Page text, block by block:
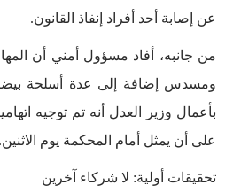
عن إصابة أحد أفراد إنفاذ القانون.
من جانبه، أفاد مسؤول أمني أن
ومسدس إضافة إلى عدة أسلحة
بأعمال وزير العدل أنه تم توجيه
على أن يمثل أمام المحكمة يوم الاثنين.
تحقيقات أولية: لا شركاء آخرين